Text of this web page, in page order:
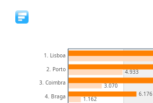
1. Lisboa
2. Porto
3. Coimbra
4. Braga
6.176
4.933
3.070
1.162